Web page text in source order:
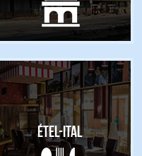
Étel-ital